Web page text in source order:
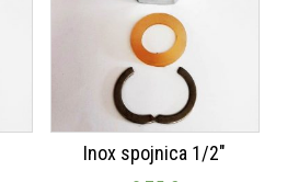
Inox spojnica 1/2″